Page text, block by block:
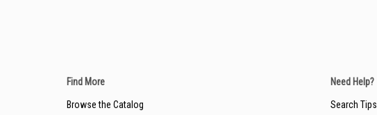
Find More
Browse the Catalog
Need Help?
Search Tips